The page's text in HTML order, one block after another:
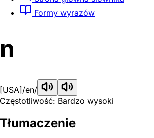
Formy wyrazów
n
[USA] /en/
Częstotliwość: Bardzo wysoki
Tłumaczenie